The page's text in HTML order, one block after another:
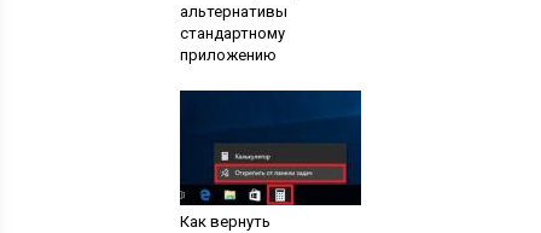
альтернативы
стандартному
приложению
Как вернуть